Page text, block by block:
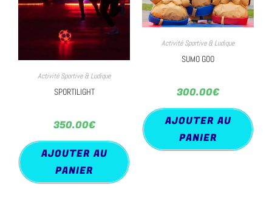
Activité Sportive & Ludique
SPORTILIGHT
350.00€
AJOUTER AU
PANIER
Activité Sportive & Ludique
SUMO GOO
300.00€
AJOUTER AU
PANIER